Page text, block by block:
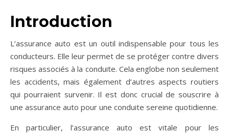
Introduction
L’assurance auto est un outil indispensable pour tous les
conducteurs. Elle leur permet de se protéger contre divers
risques associés à la conduite. Cela englobe non seulement
les accidents, mais également d’autres aspects routiers
qui pourraient survenir. Il est donc crucial de souscrire à
une assurance auto pour une conduite sereine quotidienne.
En particulier, l’assurance auto est vitale pour les